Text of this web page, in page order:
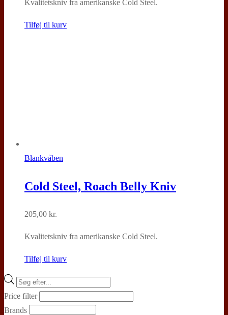
Kvalitetskniv fra amerikanske Cold Steel.
Tilføj til kurv
Blankvåben
Cold Steel, Roach Belly Kniv
205,00 kr.
Kvalitetskniv fra amerikanske Cold Steel.
Tilføj til kurv
Products
search
Price filter
Brands